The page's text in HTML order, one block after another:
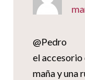
@Pedro
el accesorio
maña y una